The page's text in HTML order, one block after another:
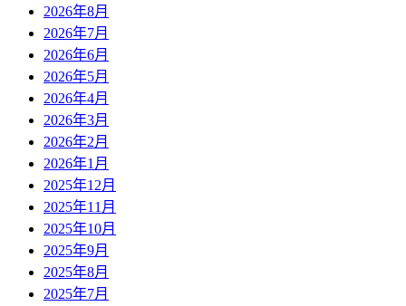
2026年8月
2026年7月
2026年6月
2026年5月
2026年4月
2026年3月
2026年2月
2026年1月
2025年12月
2025年11月
2025年10月
2025年9月
2025年8月
2025年7月